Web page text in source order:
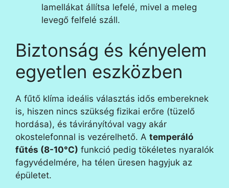
lamellákat állítsa lefelé, mivel a meleg
levegő felfelé száll.
Biztonság és kényelem
egyetlen eszközben
A fűtő klíma ideális választás idős embereknek
is, hiszen nincs szükség fizikai erőre (tüzelő
hordása), és távirányítóval vagy akár
okostelefonnal is vezérelhető. A temperáló
fűtés (8-10°C) funkció pedig tökéletes nyaralók
fagyvédelmére, ha télen üresen hagyjuk az
épületet.